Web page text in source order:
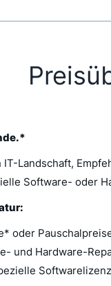
Landschaft,
Software- oder
oder
und Hardware-